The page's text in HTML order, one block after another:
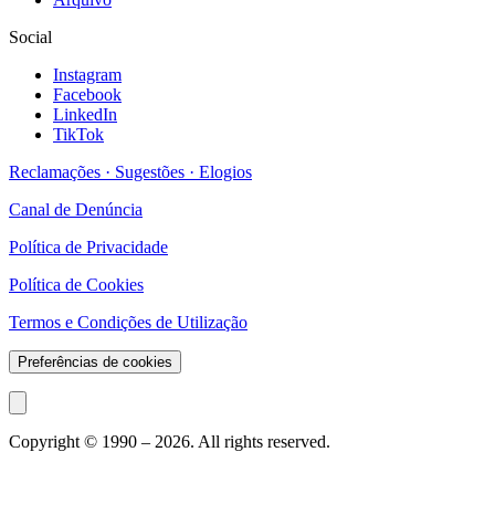
Social
Instagram
Facebook
LinkedIn
TikTok
Reclamações · Sugestões · Elogios
Canal de Denúncia
Política de Privacidade
Política de Cookies
Termos e Condições de Utilização
Preferências de cookies
Copyright © 1990 – 2026. All rights reserved.